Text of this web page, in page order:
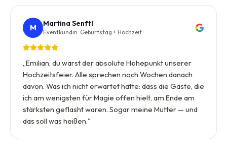
M Martina Senftl
Eventkundin · Geburtstag + Hochzeit
„Emilian, du warst der absolute Höhepunkt unserer
Hochzeitsfeier. Alle sprechen noch Wochen danach
davon. Was ich nicht erwartet hätte: dass die Gäste, die
ich am wenigsten für Magie offen hielt, am Ende am
stärksten geflasht waren. Sogar meine Mutter — und
das soll was heißen."